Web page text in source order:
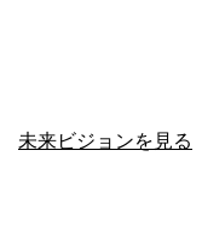
未来ビジョンを見る